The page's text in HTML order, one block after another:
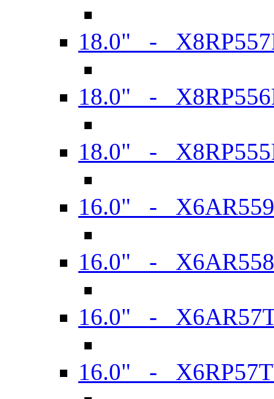
18.0" -
18.0" -
18.0" -
16.0" -
16.0" -
16.0" -
16.0" -